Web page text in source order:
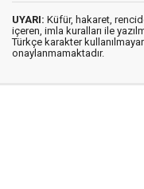
UYARI: Küfür, hakaret,
içeren, imla kuralları ile
Türkçe karakter
onaylanmamaktadır.